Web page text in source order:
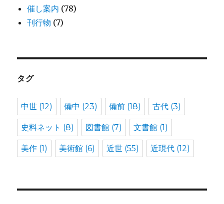
催し案内 (78)
刊行物 (7)
タグ
中世 (12) 備中 (23) 備前 (18) 古代 (3)
史料ネット (8) 図書館 (7) 文書館 (1)
美作 (1) 美術館 (6) 近世 (55) 近現代 (12)